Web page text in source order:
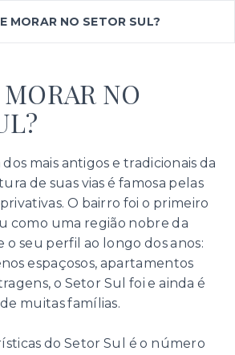
MORAR NO SETOR SUL?
NO
mais antigos e tradicionais da
de suas vias é famosa pelas
O bairro foi o primeiro
como uma região nobre da
o seu perfil ao longo dos anos:
espaçosos, apartamentos
o Setor Sul foi e ainda é
muitas famílias.
do Setor Sul é o número